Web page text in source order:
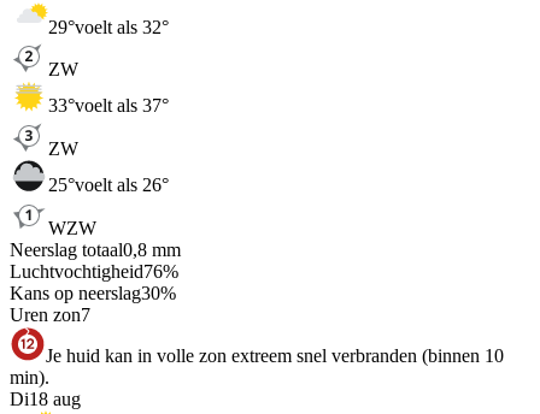
29°voelt als 32°
ZW
33°voelt als 37°
ZW
25°voelt als 26°
WZW
Neerslag totaal0,8 mm
Luchtvochtigheid76%
Kans op neerslag30%
Uren zon7
Je huid kan in volle zon extreem snel verbranden (binnen 10
min).
Di18 aug